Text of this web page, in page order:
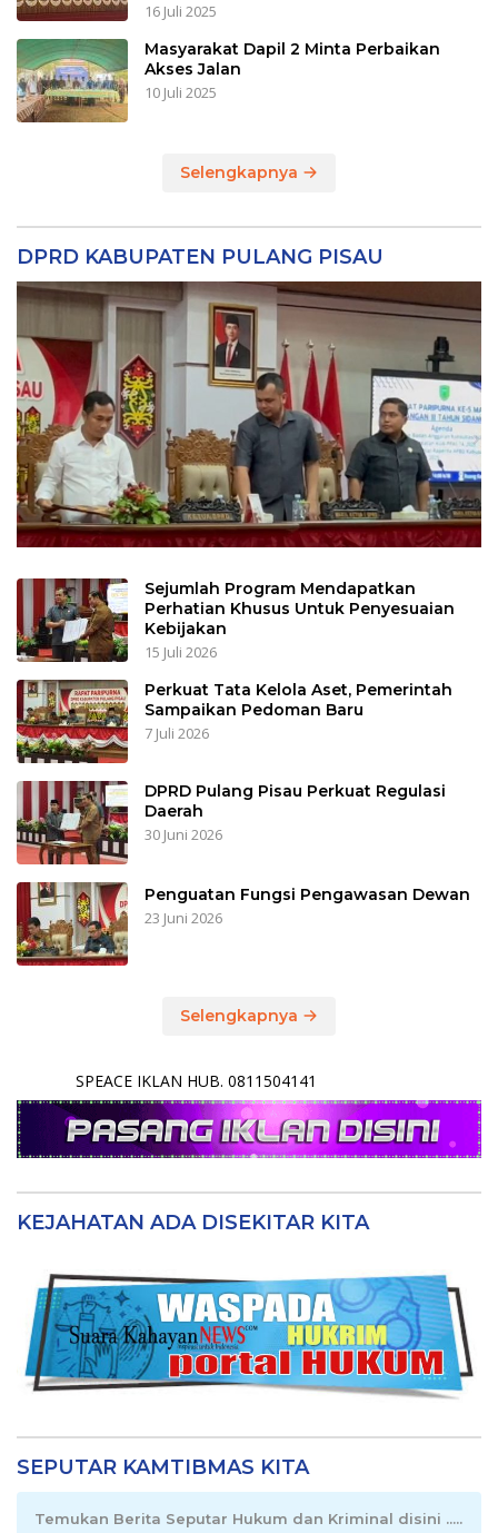
16 Juli 2025
Masyarakat Dapil 2 Minta Perbaikan
Akses Jalan
10 Juli 2025
Selengkapnya
DPRD KABUPATEN PULANG PISAU
Sejumlah Program Mendapatkan
Perhatian Khusus Untuk Penyesuaian
Kebijakan
15 Juli 2026
Perkuat Tata Kelola Aset, Pemerintah
Sampaikan Pedoman Baru
7 Juli 2026
DPRD Pulang Pisau Perkuat Regulasi
Daerah
30 Juni 2026
Penguatan Fungsi Pengawasan Dewan
23 Juni 2026
Selengkapnya
SPEACE IKLAN HUB. 0811504141
KEJAHATAN ADA DISEKITAR KITA
SEPUTAR KAMTIBMAS KITA
Temukan Berita Seputar Hukum dan Kriminal disini .....